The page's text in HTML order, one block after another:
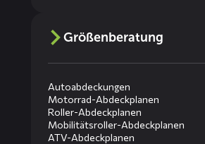
Größenberatung
Autoabdeckungen
Motorrad-Abdeckplanen
Roller-Abdeckplanen
Mobilitätsroller-Abdeckplanen
ATV-Abdeckplanen